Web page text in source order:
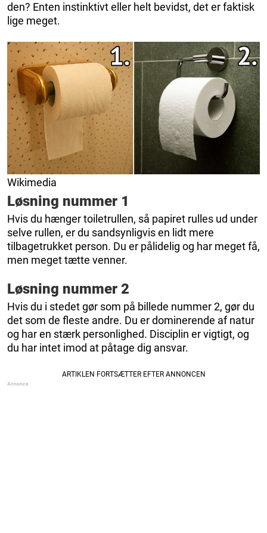
den? Enten instinktivt eller helt bevidst, det er faktisk
lige meget.
Wikimedia
Løsning nummer 1
Hvis du hænger toiletrullen, så papiret rulles ud under
selve rullen, er du sandsynligvis en lidt mere
tilbagetrukket person. Du er pålidelig og har meget få,
men meget tætte venner.
Løsning nummer 2
Hvis du i stedet gør som på billede nummer 2, gør du
det som de fleste andre. Du er dominerende af natur
og har en stærk personlighed. Disciplin er vigtigt, og
du har intet imod at påtage dig ansvar.